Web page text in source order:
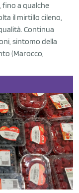
fino a qualche
il mirtillo cileno,
Continua
sintomo della
(Marocco,